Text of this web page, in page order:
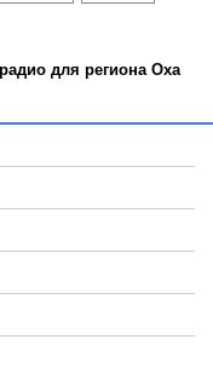
для региона Оха